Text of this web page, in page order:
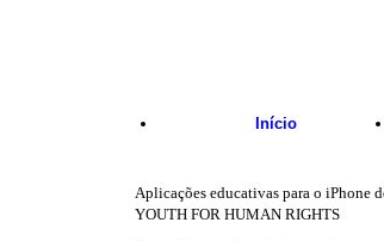
Início
Aplicações educativas para o iPhone
YOUTH FOR HUMAN RIGHTS